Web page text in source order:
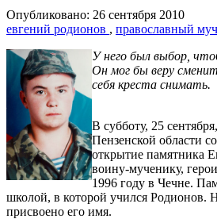
Опубликовано: 26 сентября 2010
евгений родионов , православный
У него был выбор,
Он мог бы веру
себя креста снимать.
В субботу, 25
Пензенской области
открытие памятника
воину-мученику,
1996 году в Чечне.
школой, в которой учился Родионов.
присвоено его имя.